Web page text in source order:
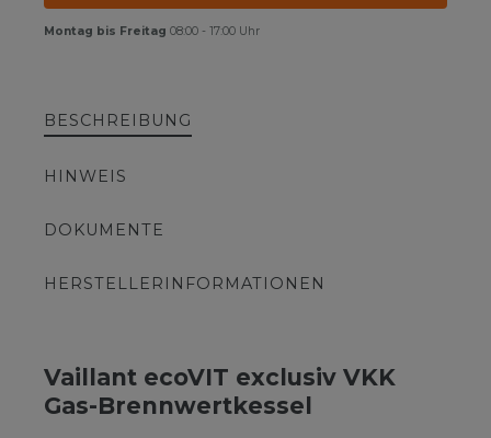
Montag bis Freitag 08:00 - 17:00 Uhr
BESCHREIBUNG
HINWEIS
DOKUMENTE
HERSTELLERINFORMATIONEN
Vaillant ecoVIT exclusiv VKK
Gas-Brennwertkessel